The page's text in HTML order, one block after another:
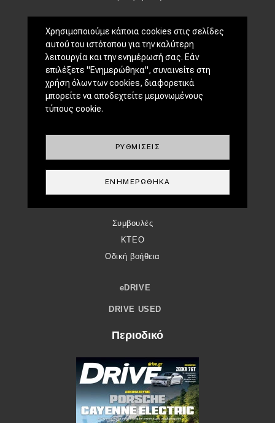
CLASSIC
Νέα
Παρουσιάσεις
DRIVE AWAY
ΜΕΤΑΧΕΙΡΙΣΜΈΝΟ
Συμβουλές
Συμβουλές
ΚΤΕΟ
Οδική βοήθεια
eDRIVE
DRIVE USED
Περιοδικό
Χρησιμοποιούμε κάποια cookies στις σελίδες
αυτού του ιστότοπου για την καλύτερη
λειτουργία και την ενημέρωσή σας. Εάν
επιλέξετε "Ενημερώθηκα", συναινείτε στη
χρήση όλων των cookies, διαφορετικά
μπορείτε να αποδεχτείτε μεμονωμένους
τύπους cookie.
ΡΥΘΜΊΣΕΙΣ
ΕΝΗΜΕΡΏΘΗΚΑ